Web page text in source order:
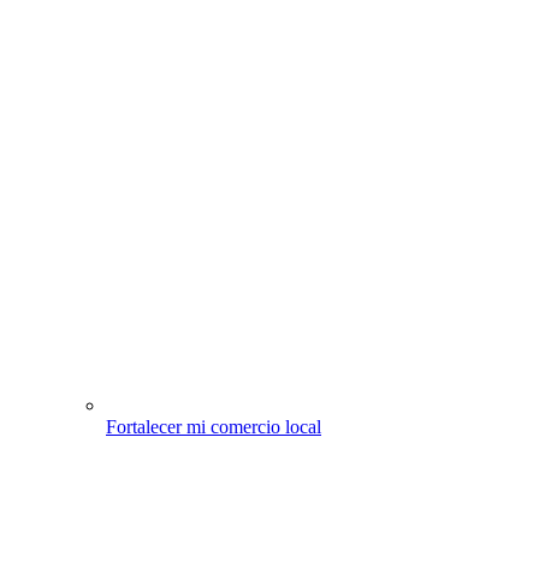
Fortalecer mi comercio local